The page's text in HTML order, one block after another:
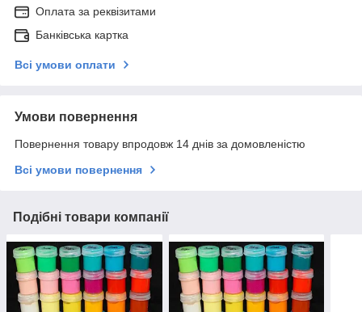
Оплата за реквізитами
Банківська картка
Всі умови оплати
Умови повернення
Повернення товару впродовж 14 днів за домовленістю
Всі умови повернення
Подібні товари компанії